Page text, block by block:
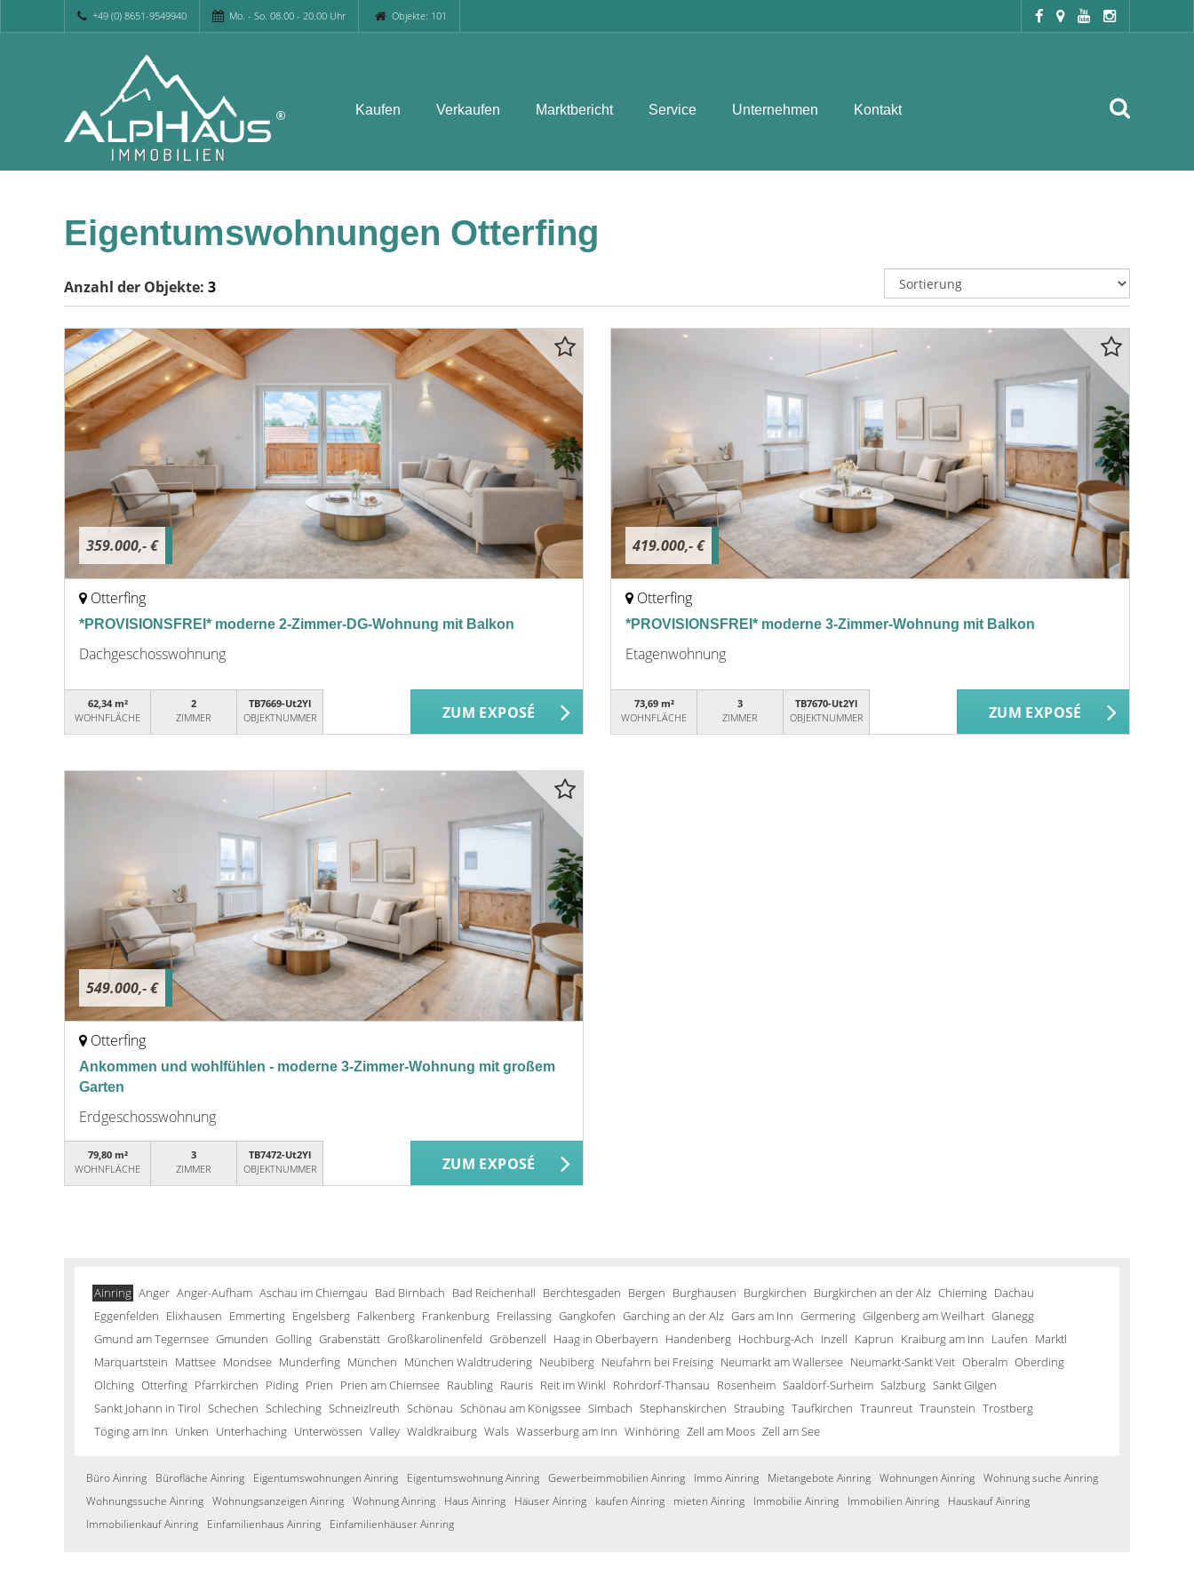
+49 (0) 8651-9549940 Mo. - So. 08.00 - 20.00 Uhr Objekte: 101
Kaufen Verkaufen Marktbericht Service Unternehmen Kontakt
Eigentumswohnungen Otterfing
Anzahl der Objekte: 3
359.000,- €
Otterfing
*PROVISIONSFREI* moderne 2-Zimmer-DG-Wohnung mit Balkon
Dachgeschosswohnung
62,34 m²
WOHNFLÄCHE
2
ZIMMER
TB7669-Ut2Yl
OBJEKTNUMMER
ZUM EXPOSÉ
419.000,- €
Otterfing
*PROVISIONSFREI* moderne 3-Zimmer-Wohnung mit Balkon
Etagenwohnung
73,69 m²
WOHNFLÄCHE
3
ZIMMER
TB7670-Ut2Yl
OBJEKTNUMMER
ZUM EXPOSÉ
549.000,- €
Otterfing
Ankommen und wohlfühlen - moderne 3-Zimmer-Wohnung mit großem
Garten
Erdgeschosswohnung
79,80 m²
WOHNFLÄCHE
3
ZIMMER
TB7472-Ut2Yl
OBJEKTNUMMER
ZUM EXPOSÉ
Ainring Anger Anger-Aufham Aschau im Chiemgau Bad Birnbach Bad Reichenhall Berchtesgaden Bergen Burghausen Burgkirchen Burgkirchen an der Alz Chieming Dachau
Eggenfelden Elixhausen Emmerting Engelsberg Falkenberg Frankenburg Freilassing Gangkofen Garching an der Alz Gars am Inn Germering Gilgenberg am Weilhart Glanegg
Gmund am Tegernsee Gmunden Golling Grabenstätt Großkarolinenfeld Gröbenzell Haag in Oberbayern Handenberg Hochburg-Ach Inzell Kaprun Kraiburg am Inn Laufen Marktl
Marquartstein Mattsee Mondsee Munderfing München München Waldtrudering Neubiberg Neufahrn bei Freising Neumarkt am Wallersee Neumarkt-Sankt Veit Oberalm Oberding
Olching Otterfing Pfarrkirchen Piding Prien Prien am Chiemsee Raubling Rauris Reit im Winkl Rohrdorf-Thansau Rosenheim Saaldorf-Surheim Salzburg Sankt Gilgen
Sankt Johann in Tirol Schechen Schleching Schneizlreuth Schönau Schönau am Königssee Simbach Stephanskirchen Straubing Taufkirchen Traunreut Traunstein Trostberg
Töging am Inn Unken Unterhaching Unterwössen Valley Waldkraiburg Wals Wasserburg am Inn Winhöring Zell am Moos Zell am See
Büro Ainring Bürofläche Ainring Eigentumswohnungen Ainring Eigentumswohnung Ainring Gewerbeimmobilien Ainring Immo Ainring Mietangebote Ainring Wohnungen Ainring Wohnung suche Ainring
Wohnungssuche Ainring Wohnungsanzeigen Ainring Wohnung Ainring Haus Ainring Häuser Ainring kaufen Ainring mieten Ainring Immobilie Ainring Immobilien Ainring
Hauskauf Ainring
Immobilienkauf Ainring
Einfamilienhaus Ainring Einfamilienhäuser Ainring